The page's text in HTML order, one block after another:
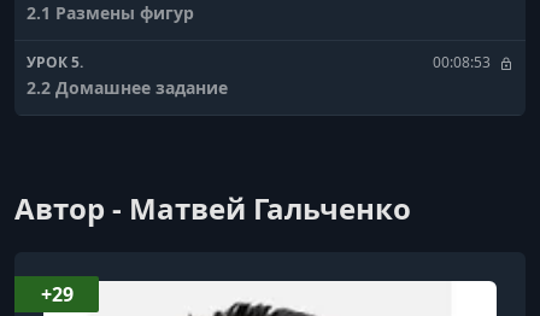
2.1 Размены фигур
УРОК 5. 00:08:53
2.2 Домашнее задание
УРОК 7.
УРОК 8. 00:29:42
Автор - Матвей Гальченко
+29